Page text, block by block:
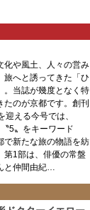
化や風土、人々の営み
旅へと誘ってきた「ひ
。当誌が幾度となく特
たのが京都です。創刊
迎える今号では、
〝5〟をキーワード
で新たな旅の物語を紡
第1部は、俳優の常盤
と仲間由紀…